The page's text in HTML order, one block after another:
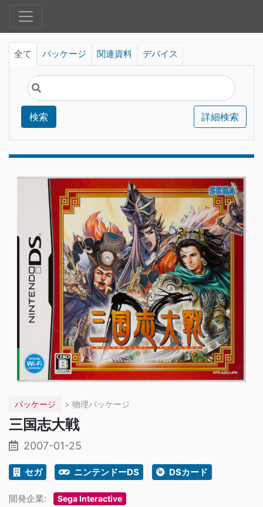
全て パッケージ 関連資料 デバイス
検索 詳細検索
パッケージ > 物理パッケージ
三国志大戦
2007-01-25
セガ ニンテンドーDS DSカード
開発企業: Sega Interactive